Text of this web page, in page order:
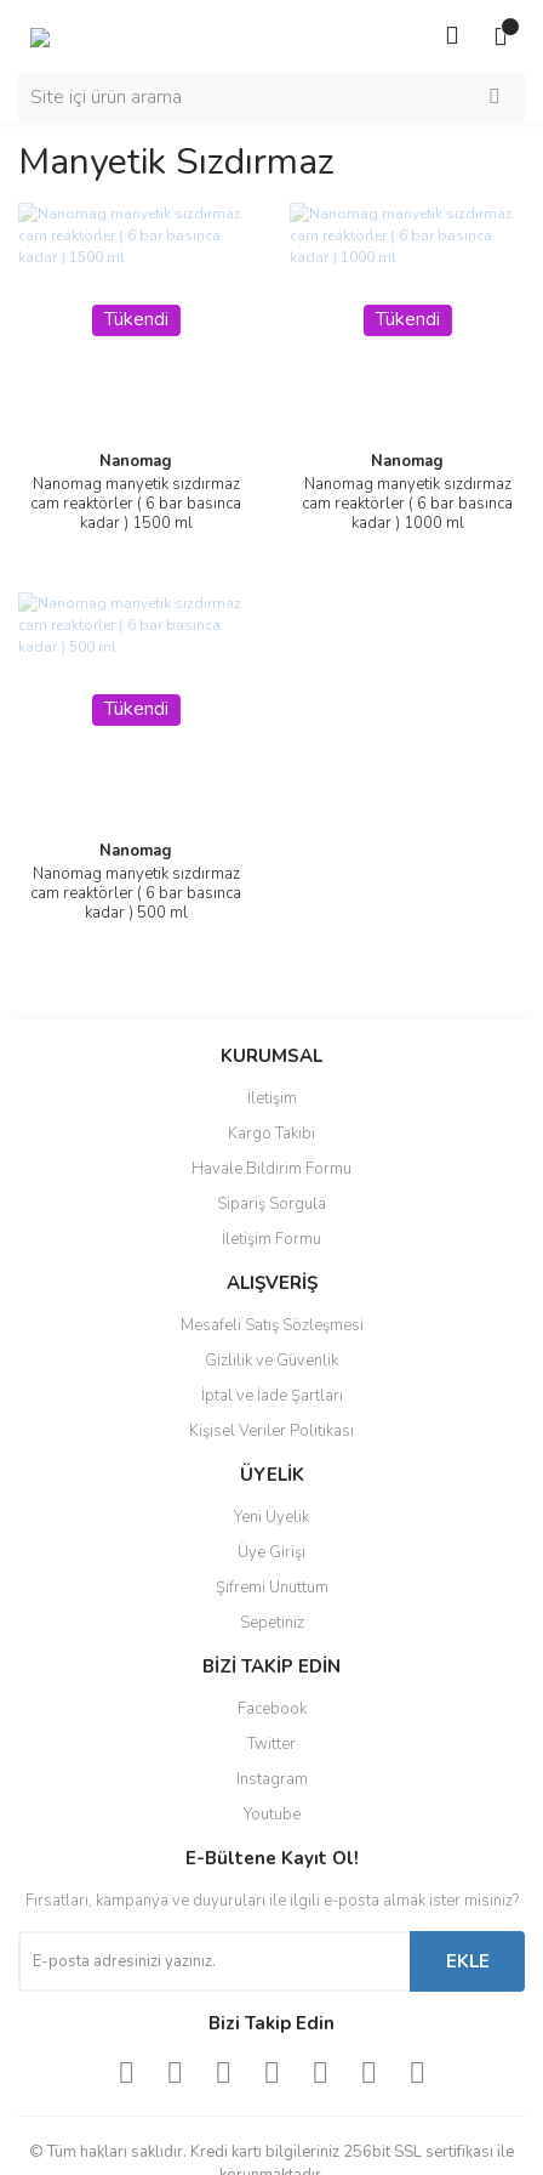
Manyetik Sızdırmaz
Tükendi
Nanomag
Nanomag manyetik sızdırmaz
cam reaktörler ( 6 bar basınca
kadar ) 1500 ml
Tükendi
Nanomag
Nanomag manyetik sızdırmaz
cam reaktörler ( 6 bar basınca
kadar ) 1000 ml
Tükendi
Nanomag
Nanomag manyetik sızdırmaz
cam reaktörler ( 6 bar basınca
kadar ) 500 ml
KURUMSAL
İletişim
Kargo Takibi
Havale Bildirim Formu
Sipariş Sorgula
İletişim Formu
ALIŞVERİŞ
Mesafeli Satış Sözleşmesi
Gizlilik ve Güvenlik
İptal ve İade Şartları
Kişisel Veriler Politikası
ÜYELİK
Yeni Üyelik
Üye Girişi
Şifremi Unuttum
Sepetiniz
BİZİ TAKİP EDİN
Facebook
Twitter
Instagram
Youtube
E-Bültene Kayıt Ol!
Fırsatları, kampanya ve duyuruları ile ilgili e-posta almak ister misiniz?
EKLE
Bizi Takip Edin
© Tüm hakları saklıdır. Kredi kartı bilgileriniz 256bit SSL sertifikası ile